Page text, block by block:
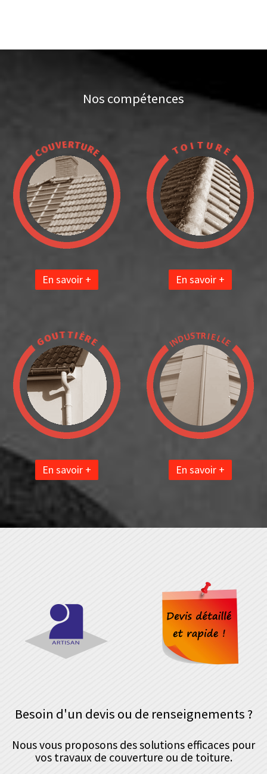
Nos compétences
En savoir + En savoir +
En savoir + En savoir +
Besoin d'un devis ou de renseignements ?
Nous vous proposons des solutions efficaces pour
vos travaux de couverture ou de toiture.